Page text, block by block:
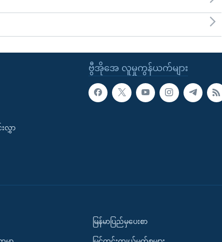
ဗွီအိုအေ လူမှုကွန်ယက်များ
လွှာ
မြန်မာပြည်မှပေးစာ